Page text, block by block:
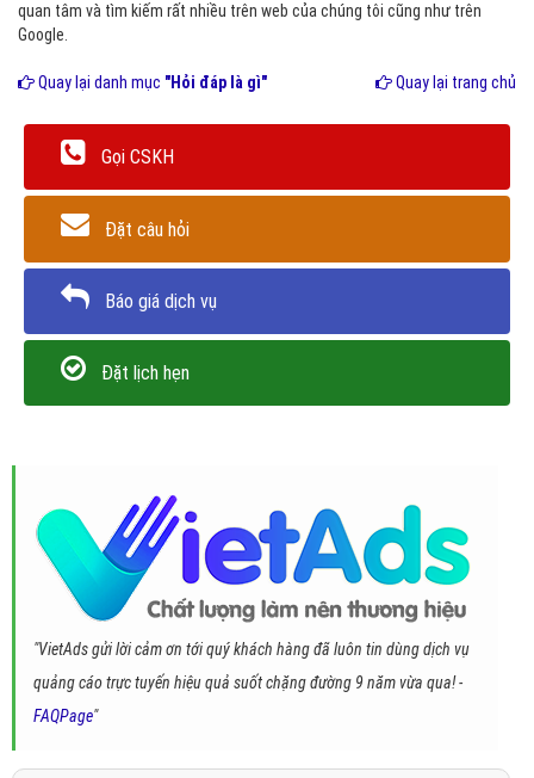
quan tâm và tìm kiếm rất nhiều trên web của chúng tôi cũng như trên
Google.
Quay lại danh mục "Hỏi đáp là gì" Quay lại trang chủ
Gọi CSKH
Đặt câu hỏi
Báo giá dịch vụ
Đặt lịch hẹn
"VietAds gửi lời cảm ơn tới quý khách hàng đã luôn tin dùng dịch vụ
quảng cáo trực tuyến hiệu quả suốt chặng đường 9 năm vừa qua! -
FAQPage"